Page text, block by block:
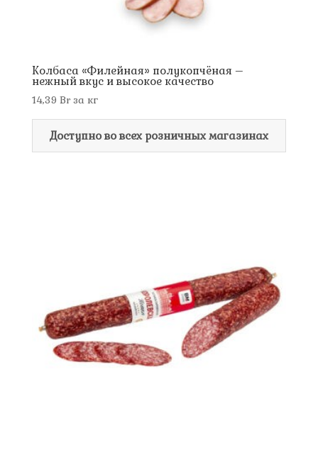
Колбаса «Филейная» полукопчёная –
нежный вкус и высокое качество
14,39 Brза кг
Доступно во всех розничных магазинах